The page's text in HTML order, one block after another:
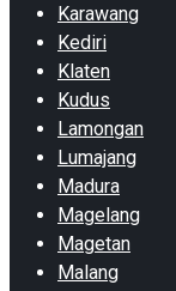
Karawang
Kediri
Klaten
Kudus
Lamongan
Lumajang
Madura
Magelang
Magetan
Malang